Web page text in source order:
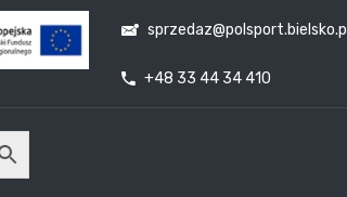
sprzedaz@polsport.bielsko.pl
+48 33 44 34 410